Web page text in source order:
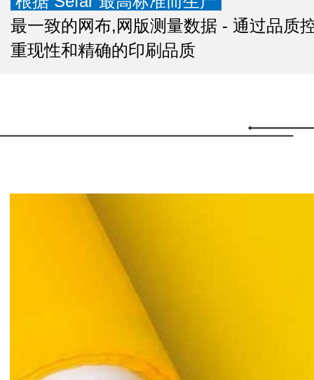
最一致的网布,网版测量数据 - 通过品质
重现性和精确的印刷品质